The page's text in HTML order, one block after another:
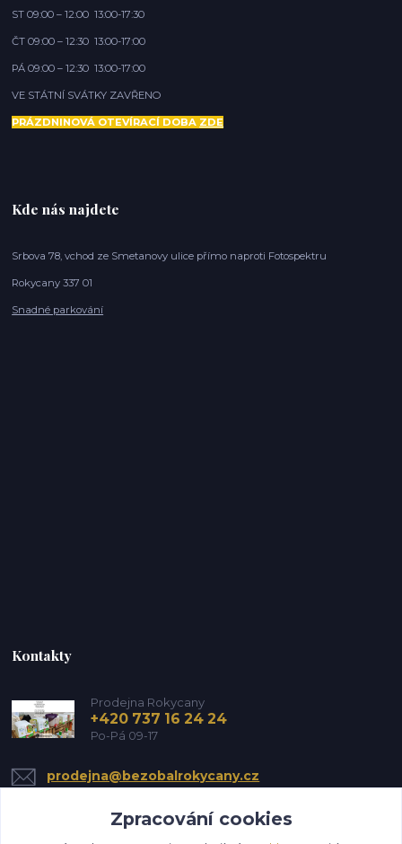
ST 09:00 – 12:00 13:00-17:30
ČT 09:00 – 12:30 13:00-17:00
PÁ 09:00 – 12:30 13:00-17:00
VE STÁTNÍ SVÁTKY ZAVŘENO
PRÁZDNINOVÁ OTEVÍRACÍ DOBA ZDE
Kde nás najdete
Srbova 78, vchod ze Smetanovy ulice přímo naproti Fotospektru
Rokycany 337 01
Snadné parkování
Kontakty
Prodejna Rokycany
+420 737 16 24 24
Po-Pá 09-17
prodejna@bezobalrokycany.cz
Zpracování cookies